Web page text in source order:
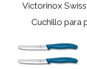
Victorinox
Cuchillo para